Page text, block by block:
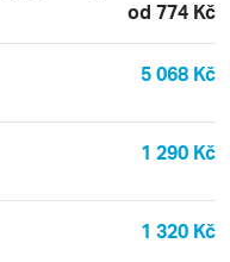
od 774 Kč
5 068 Kč
1 290 Kč
1 320 Kč